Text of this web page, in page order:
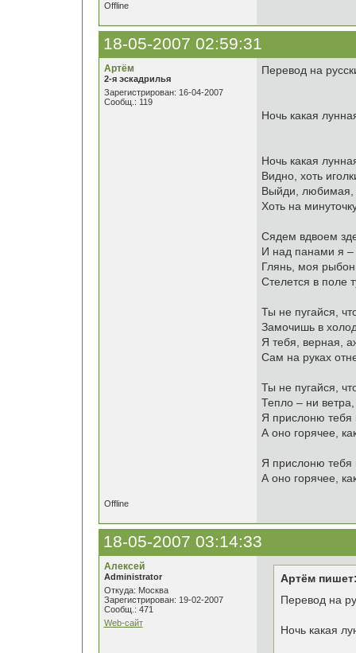
Offline
18-05-2007 02:59:31
Артём
2-я эскадрилья
Зарегистрирован: 16-04-2007
Сообщ.: 119
Перевод на
Ночь какая
Ночь какая
Видно, хоть
Выйди, любимая,
Хоть на
Сядем вдвоем
И над панами я –
Глянь, моя
Стелется в поле
Ты не пугайся,
Замочишь в
Я тебя, верная,
Сам на руках
Ты не пугайся,
Тепло – ни ветра,
Я прислоню тебя
А оно горячее,
Я прислоню тебя
А оно горячее,
Offline
18-05-2007 03:14:33
Алексей
Administrator
Откуда: Москва
Зарегистрирован: 19-02-2007
Сообщ.: 471
Web-сайт
Артём
Перевод на
Ночь какая